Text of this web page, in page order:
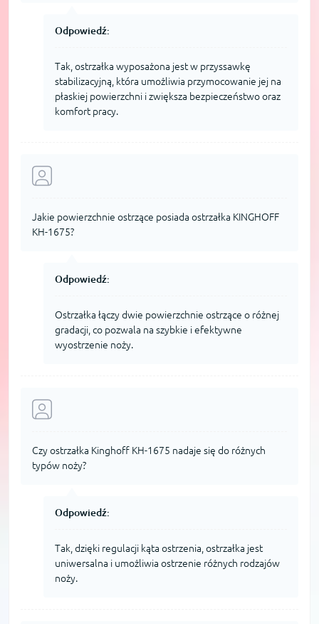
Odpowiedź:
Tak, ostrzałka wyposażona jest w przyssawkę
stabilizacyjną, która umożliwia przymocowanie jej na
płaskiej powierzchni i zwiększa bezpieczeństwo oraz
komfort pracy.
Jakie powierzchnie ostrzące posiada ostrzałka KINGHOFF
KH-1675?
Odpowiedź:
Ostrzałka łączy dwie powierzchnie ostrzące o różnej
gradacji, co pozwala na szybkie i efektywne
wyostrzenie noży.
Czy ostrzałka Kinghoff KH-1675 nadaje się do różnych
typów noży?
Odpowiedź:
Tak, dzięki regulacji kąta ostrzenia, ostrzałka jest
uniwersalna i umożliwia ostrzenie różnych rodzajów
noży.